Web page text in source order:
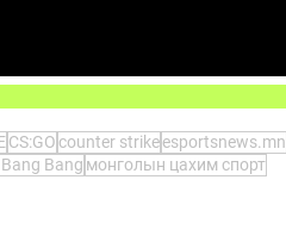
CS:GO counter strikeesportsnews.mn
Bang монголын цахим спорт